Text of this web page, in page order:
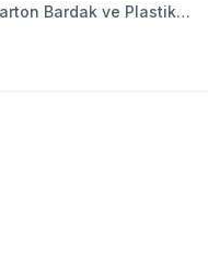
Bardak ve Plastik